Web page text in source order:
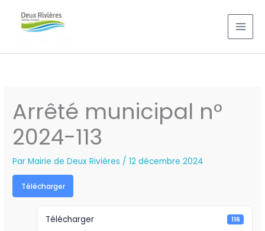
Arrêté municipal n°
2024-113
ParMairie de Deux Rivières /12 décembre 2024
Télécharger
Télécharger 116